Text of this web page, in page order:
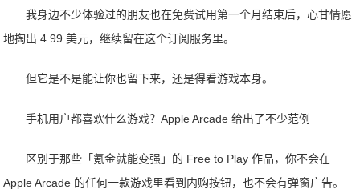
我身边不少体验过的朋友也在免费试用第一个月结束后，心甘情愿
地掏出 4.99 美元，继续留在这个订阅服务里。
但它是不是能让你也留下来，还是得看游戏本身。
手机用户都喜欢什么游戏？Apple Arcade 给出了不少范例
区别于那些「氪金就能变强」的 Free to Play 作品，你不会在
Apple Arcade 的任何一款游戏里看到内购按钮，也不会有弹窗广告。